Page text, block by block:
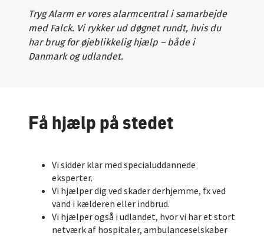
Tryg Alarm er vores alarmcentral i samarbejde
med Falck. Vi rykker ud døgnet rundt, hvis du
har brug for øjeblikkelig hjælp – både i
Danmark og udlandet.
Få hjælp på stedet
Vi sidder klar med specialuddannede
eksperter.
Vi hjælper dig ved skader derhjemme, fx ved
vand i kælderen eller indbrud.
Vi hjælper også i udlandet, hvor vi har et stort
netværk af hospitaler, ambulanceselskaber